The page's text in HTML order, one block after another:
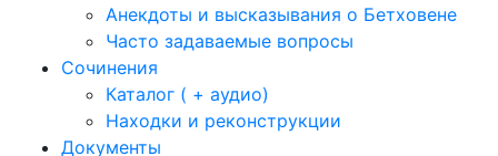
Анекдоты и высказывания о Бетховене
Часто задаваемые вопросы
Сочинения
Каталог ( + аудио)
Находки и реконструкции
Документы